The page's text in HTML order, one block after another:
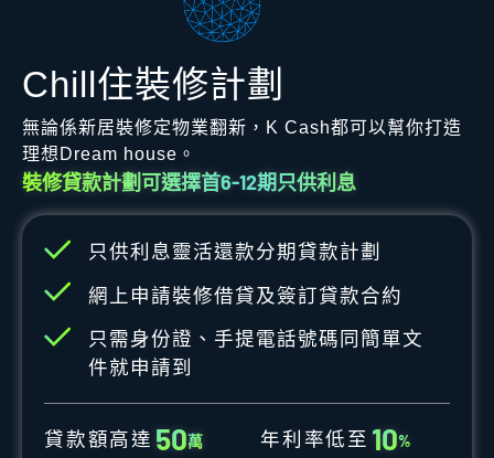
Chill住裝修計劃
無論係新居裝修定物業翻新，K Cash都可以幫你打造
理想Dream house。
裝修貸款計劃可選擇首6-12期只供利息
只供利息靈活還款分期貸款計劃
網上申請裝修借貸及簽訂貸款合約
只需身份證、手提電話號碼同簡單文
件就申請到
貸款額高達 50萬 年利率低至 10%